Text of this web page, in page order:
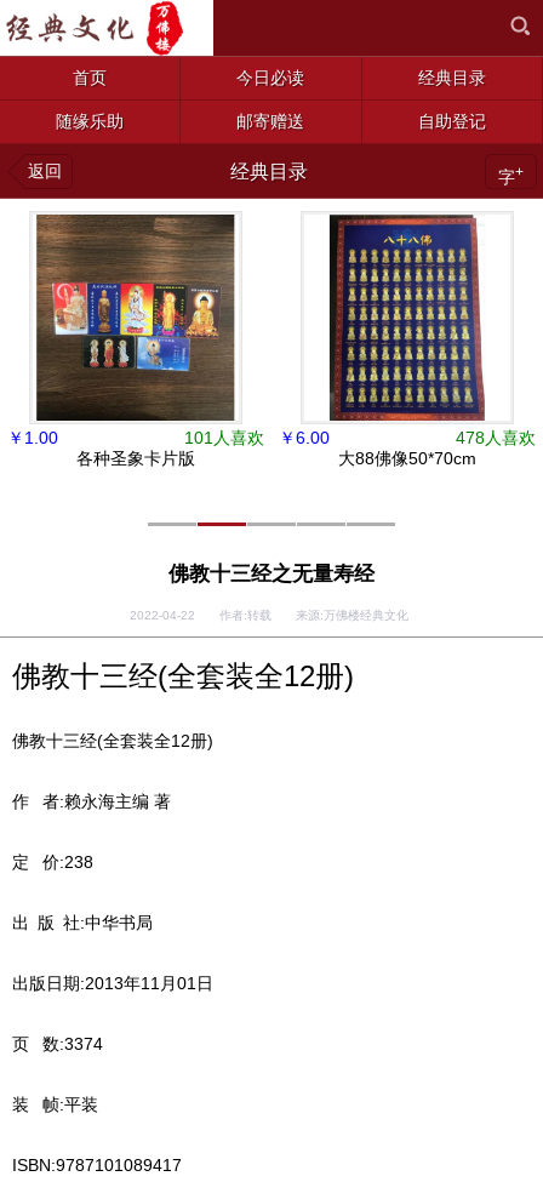
首页 今日必读 经典目录
随缘乐助 邮寄赠送 自助登记
返回 经典目录 字+
101人喜欢
￥ 1.00
各种圣象卡片版
478人喜欢
￥6.00
大88佛像50*70cm
佛教十三经之无量寿经
2022-04-22 作者:转载 来源:万佛楼经典文化
佛教十三经(全套装全12册)
佛教十三经(全套装全12册)
作 者:赖永海主编 著
定 价:238
出 版 社:中华书局
出版日期:2013年11月01日
页 数:3374
装 帧:平装
ISBN:9787101089417